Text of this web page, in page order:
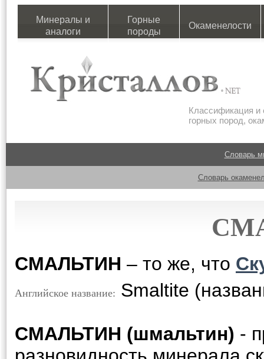
Минералы и
аналоги
Горные
породы
Окаменелости
Классификация и
горных пород,
Словарь
Словарь
СМАЛЬТИН – то же, что
Английское название: Smaltite
СМАЛЬТИН (шмальтин) -